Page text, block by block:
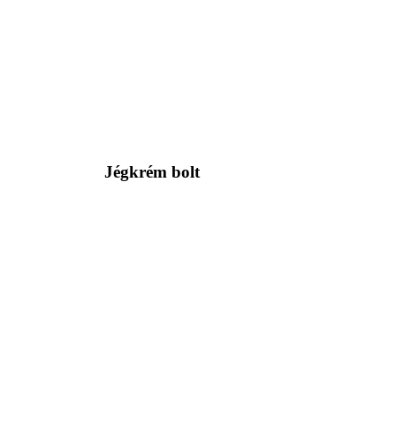
Jégkrém bolt